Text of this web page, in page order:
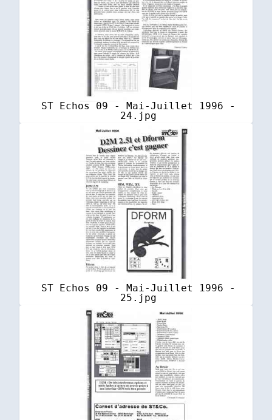
ST Echos 09 - Mai-Juillet 1996 -
24.jpg
ST Echos 09 - Mai-Juillet 1996 -
25.jpg